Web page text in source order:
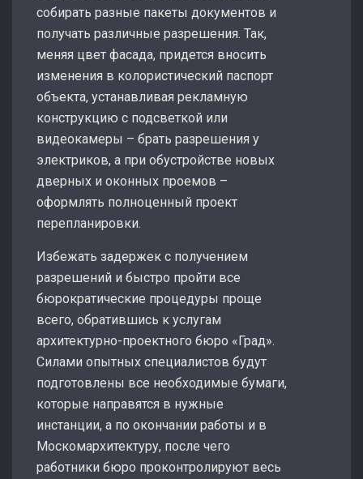
собирать разные пакеты документов и
получать различные разрешения. Так,
меняя цвет фасада, придется вносить
изменения в колористический паспорт
объекта, устанавливая рекламную
конструкцию с подсветкой или
видеокамеры – брать разрешения у
электриков, а при обустройстве новых
дверных и оконных проемов –
оформлять полноценный проект
перепланировки.
Избежать задержек с получением
разрешений и быстро пройти все
бюрократические процедуры проще
всего, обратившись к услугам
архитектурно-проектного бюро «Град».
Силами опытных специалистов будут
подготовлены все необходимые бумаги,
которые направятся в нужные
инстанции, а по окончании работы и в
Москомархитектуру, после чего
работники бюро проконтролируют весь